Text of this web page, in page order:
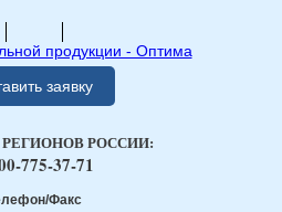
заявку
Факс
РОССИИ:
775-37-71